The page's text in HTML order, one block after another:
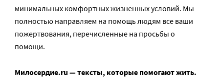
минимальных комфортных жизненных условий. Мы
полностью направляем на помощь людям все ваши
пожертвования, перечисленные на просьбы о
помощи.
Милосердие.ru — тексты, которые помогают жить.